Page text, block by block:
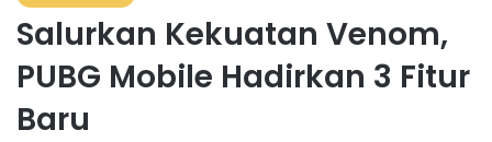
Salurkan Kekuatan Venom,
PUBG Mobile Hadirkan 3 Fitur
Baru